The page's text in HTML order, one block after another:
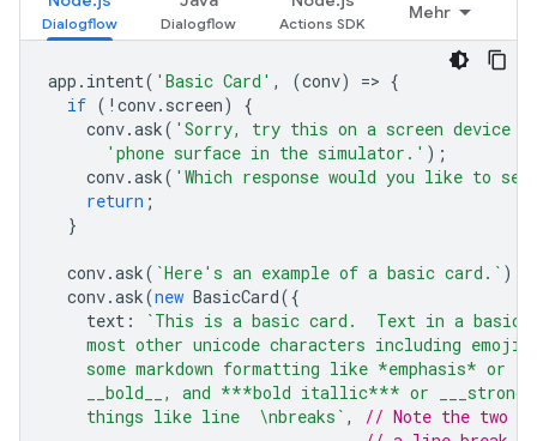
Mehr
app . intent( 'Basic Card' , (conv) => {
if ( ! conv. screen)
{
conv.ask( 'Sorry, try this on a screen device
'phone surface in the simulator.' );
conv.ask( 'Which response would you like to
return ;
}
conv.ask( `Here's an example of a basic card.` );
conv.ask(new BasicCard({
text :
`This is a basic card.  Text in a basic
most other unicode characters including
some markdown formatting like *emphasis* or
__bold__, and ***bold itallic*** or ___strong
    things like line  \nbreaks`
,
// Note the two